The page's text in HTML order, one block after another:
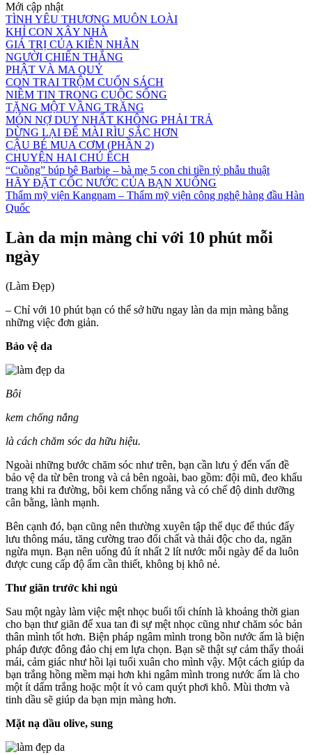
Mới cập nhật
TÌNH YÊU THƯƠNG MUÔN LOÀI
KHỈ CON XÂY NHÀ
GIÁ TRỊ CỦA KIÊN NHẪN
NGƯỜI CHIẾN THẮNG
PHẬT VÀ MA QUỶ
CON TRAI TRỘM CUỐN SÁCH
NIỀM TIN TRONG CUỘC SỐNG
TẶNG MỘT VẦNG TRĂNG
MÓN NỢ DUY NHẤT KHÔNG PHẢI TRẢ
DỪNG LẠI ĐỂ MÀI RÌU SẮC HƠN
CẬU BÉ MUA CƠM (PHẦN 2)
CHUYỆN HAI CHÚ ẾCH
“Cuồng” búp bê Barbie – bà mẹ 5 con chi tiền tỷ phẫu thuật
HÃY ĐẶT CỐC NƯỚC CỦA BẠN XUỐNG
Thẩm mỹ viện Kangnam – Thẩm mỹ viện công nghệ hàng đầu Hàn
Quốc
Làn da mịn màng chỉ với 10 phút mỗi
ngày
(Làm Đẹp)
– Chỉ với 10 phút bạn có thể sở hữu ngay làn da mịn màng bằng
những việc đơn giản.
Bảo vệ da
Bôi
kem chống nắng
là cách chăm sóc da hữu hiệu.
Ngoài những bước chăm sóc như trên, bạn cần lưu ý đến vấn đề
bảo vệ da từ bên trong và cả bên ngoài, bao gồm: đội mũ, đeo khẩu
trang khi ra đường, bôi kem chống nắng và có chế độ dinh dưỡng
cân bằng, lành mạnh.
Bên cạnh đó, bạn cũng nên thường xuyên tập thể dục để thúc đẩy
lưu thông máu, tăng cường trao đổi chất và thải độc cho da, ngăn
ngừa mụn. Bạn nên uống đủ ít nhất 2 lít nước mỗi ngày để da luôn
được cung cấp độ ẩm cần thiết, không bị khô nẻ.
Thư giãn trước khi ngủ
Sau một ngày làm việc mệt nhọc buổi tối chính là khoảng thời gian
cho bạn thư giãn để xua tan đi sự mệt nhọc cũng như chăm sóc bản
thân mình tốt hơn. Biện pháp ngâm mình trong bồn nước ấm là biện
pháp được đông đảo chị em lựa chọn. Bạn sẽ thật sự cảm thấy thoải
mái, cảm giác như hồi lại tuổi xuân cho mình vậy. Một cách giúp da
bạn trắng hồng mềm mại hơn khi ngâm mình trong nước ấm là cho
một ít dấm trắng hoặc một ít vỏ cam quýt phơi khô. Mùi thơm và
tinh dầu sẽ giúp da bạn mịn màng hơn.
Mặt nạ dầu olive, sung